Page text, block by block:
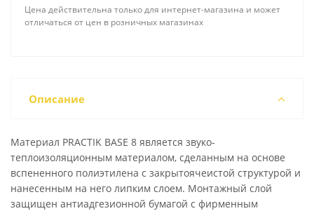
Цена действительна только для интернет-магазина и может
отличаться от цен в розничных магазинах
Описание
Материал PRACTIK BASE 8 является звуко-
теплоизоляционным материалом, сделанным на основе
вспененного полиэтилена с закрытоячеистой структурой и
нанесенным на него липким слоем. Монтажный слой
защищен антиадгезионной бумагой с фирменным